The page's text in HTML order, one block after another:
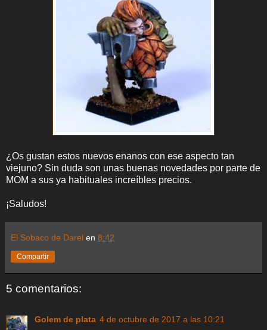
¿Os gustan estos nuevos enanos con ese aspecto tan
viejuno? Sin duda son unas buenas novedades por parte de
MOM a sus ya habituales increíbles precios.
¡Saludos!
El Sobaco de Darel en 8:42
Compartir
5 comentarios:
Golem de plata 4 de octubre de 2017 a las 10:21